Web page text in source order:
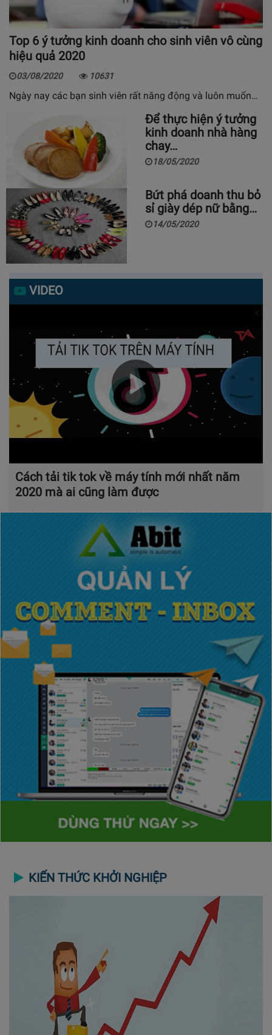
Top 6 ý tưởng kinh doanh cho sinh viên vô cùng
hiệu quả 2020
03/08/2020 10631
Ngày nay các bạn sinh viên rất năng động và luôn muốn…
Để thực hiện ý tưởng
kinh doanh nhà hàng
chay…
18/05/2020
Bứt phá doanh thu bỏ
sỉ giày dép nữ bằng…
14/05/2020
VIDEO
Cách tải tik tok về máy tính mới nhất năm
2020 mà ai cũng làm được
KIẾN THỨC KHỞI NGHIỆP